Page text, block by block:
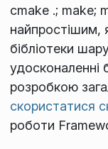
cmake .; make;
найпростішим,
бібліотеки
удосконаленні
розробкою
скористатися
роботи